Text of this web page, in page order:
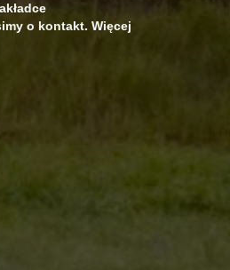
o kontakt. Więcej